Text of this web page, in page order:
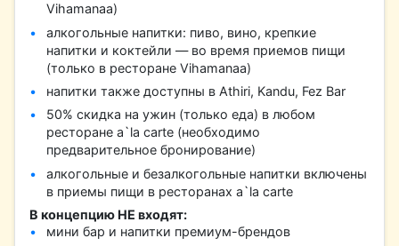
Vihamanaa)
алкогольные напитки: пиво, вино, крепкие
напитки и коктейли — во время приемов пищи
(только в ресторане Vihamanaa)
напитки также доступны в Athiri, Kandu, Fez Bar
50% скидка на ужин (только еда) в любом
ресторане a`la carte (необходимо
предварительное бронирование)
алкогольные и безалкогольные напитки включены
в приемы пищи в ресторанах a`la carte
В концепцию НЕ входят:
мини бар и напитки премиум-брендов